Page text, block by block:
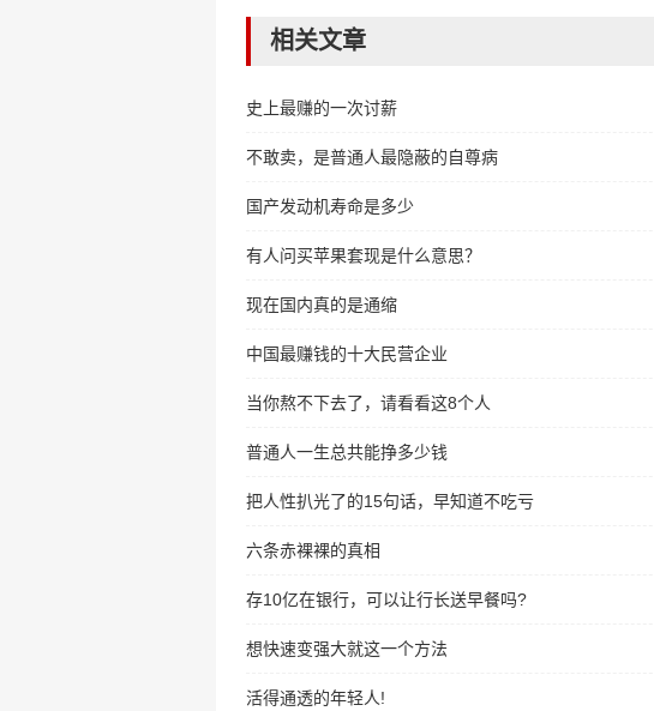
相关文章
史上最赚的一次讨薪
不敢卖，是普通人最隐蔽的自尊病
国产发动机寿命是多少
有人问买苹果套现是什么意思？
现在国内真的是通缩
中国最赚钱的十大民营企业
当你熬不下去了，请看看这8个人
普通人一生总共能挣多少钱
把人性扒光了的15句话，早知道不吃亏
六条赤裸裸的真相
存10亿在银行，可以让行长送早餐吗?
想快速变强大就这一个方法
活得通透的年轻人!